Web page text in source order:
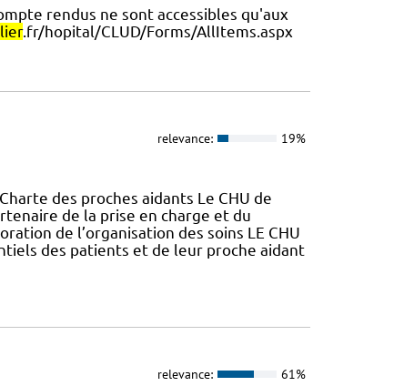
rendus ne sont accessibles qu'aux
.fr/hopital/CLUD/Forms/AllItems.aspx
relevance: 19%
des proches aidants Le CHU de
de la prise en charge et du
de l’organisation des soins LE CHU
des patients et de leur proche aidant
relevance: 61%